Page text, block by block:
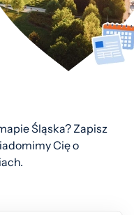
Śląska? Zapisz
Cię o